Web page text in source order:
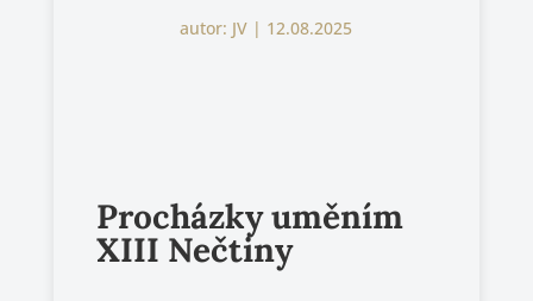
autor: JV | 12.08.2025
Procházky uměním
XIII Nečtiny